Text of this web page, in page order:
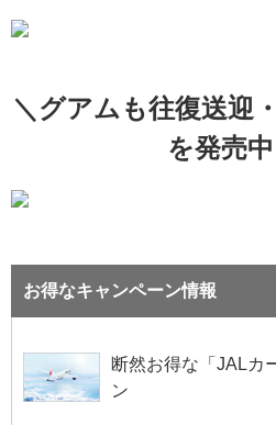
グアムも往復送迎
を発売中
お得なキャンペーン情報
断然お得な「JALカ
ン